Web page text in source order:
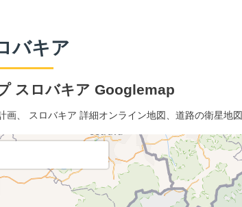
バキア
スロバキア Googlemap
画、 スロバキア 詳細オンライン地図、道路の衛星地図.